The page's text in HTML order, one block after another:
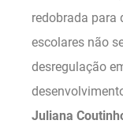
redobrada para
escolares não
desregulação
Juliana